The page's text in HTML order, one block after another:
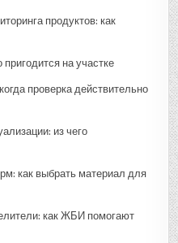
продуктов: как
на участке
проверка действительно
из чего
как выбрать материал для
как ЖБИ помогают